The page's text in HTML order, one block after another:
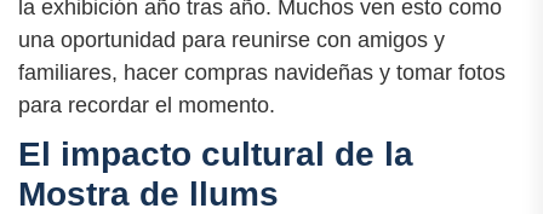
la exhibición año tras año. Muchos ven esto como
una oportunidad para reunirse con amigos y
familiares, hacer compras navideñas y tomar fotos
para recordar el momento.
El impacto cultural de la
Mostra de llums